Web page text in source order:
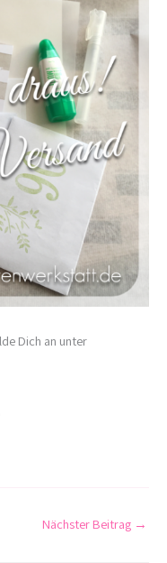
Dich an unter
Nächster Beitrag →